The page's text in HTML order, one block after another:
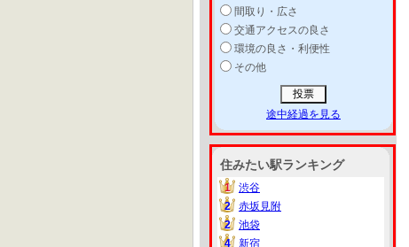
間取り・広さ
交通アクセスの良さ
環境の良さ・利便性
その他
途中経過を見る
住みたい駅ランキング
1
1
渋谷
2
2
赤坂見附
2
2
池袋
4
4
新宿